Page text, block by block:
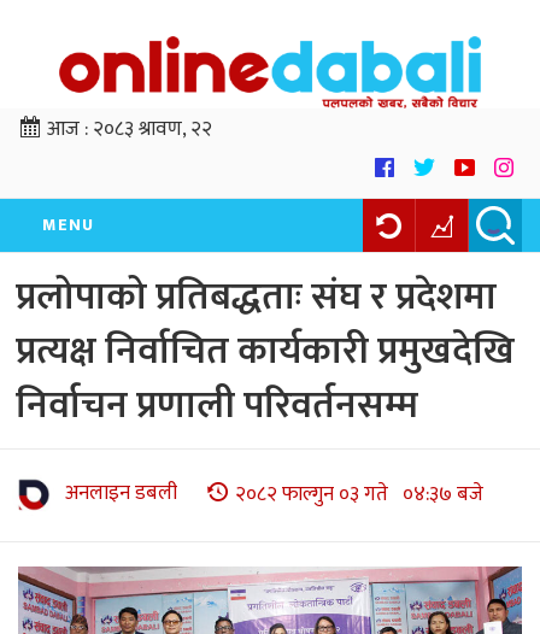
आज :२०८३ श्रावण, २२
MENU
प्रलोपाको प्रतिबद्धताः संघ र प्रदेशमा
प्रत्यक्ष निर्वाचित कार्यकारी प्रमुखदेखि
निर्वाचन प्रणाली परिवर्तनसम्म
अनलाइन डबली २०८२ फाल्गुन ०३ गते ०४:३७ बजे